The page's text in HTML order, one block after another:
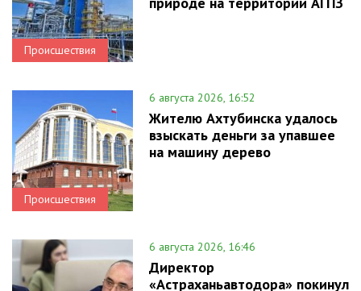
Происшествия
Происшествия
6 августа 2026, 16:52
Жителю Ахтубинска удалось
взыскать деньги за упавшее
на машину дерево
6 августа 2026, 16:46
Директор
«Астраханьавтодора» покинул